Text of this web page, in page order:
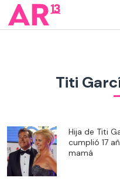
Titi
Hija de Titi
cumplió 17
mamá